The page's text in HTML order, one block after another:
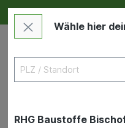
Deine RHG NEU ERLEBEN
Wähle hier
RHG Baustoffe